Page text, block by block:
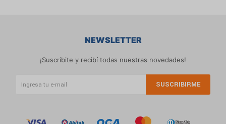
NEWSLETTER
¡Suscribite y recibí todas nuestras novedades!
SUSCRIBIRME